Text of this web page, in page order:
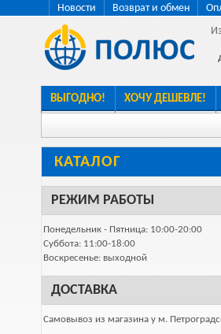
Новости Возврат и обмен
ВЫГОДНО! ХОЧУ ДЕШЕВЛЕ!
КАТАЛОГ
РЕЖИМ РАБОТЫ
Понедельник - Пятница: 10:00-20:00
Суббота: 11:00-18:00
Воскресенье: выходной
ДОСТАВКА
Самовывоз из магазина у м.